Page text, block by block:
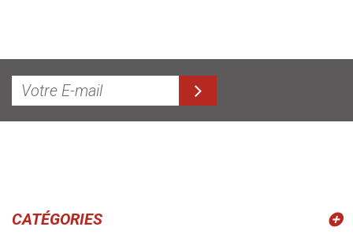
CATÉGORIES